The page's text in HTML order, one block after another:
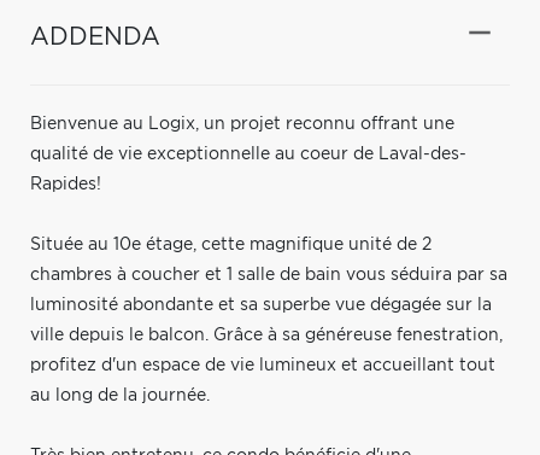
ADDENDA
Bienvenue au Logix, un projet reconnu offrant une
qualité de vie exceptionnelle au coeur de Laval-des-
Rapides!
Située au 10e étage, cette magnifique unité de 2
chambres à coucher et 1 salle de bain vous séduira par sa
luminosité abondante et sa superbe vue dégagée sur la
ville depuis le balcon. Grâce à sa généreuse fenestration,
profitez d'un espace de vie lumineux et accueillant tout
au long de la journée.